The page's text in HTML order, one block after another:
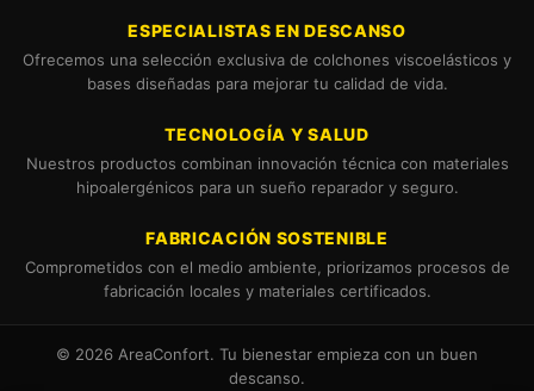
ESPECIALISTAS EN DESCANSO
Ofrecemos una selección exclusiva de colchones viscoelásticos y
bases diseñadas para mejorar tu calidad de vida.
TECNOLOGÍA Y SALUD
Nuestros productos combinan innovación técnica con materiales
hipoalergénicos para un sueño reparador y seguro.
FABRICACIÓN SOSTENIBLE
Comprometidos con el medio ambiente, priorizamos procesos de
fabricación locales y materiales certificados.
© 2026 AreaConfort. Tu bienestar empieza con un buen
descanso.